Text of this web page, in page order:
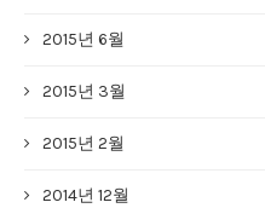
2015년 6월
2015년 3월
2015년 2월
2014년 12월